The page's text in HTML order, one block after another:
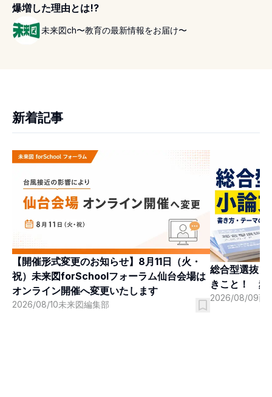
爆増した理由とは!?
未来図ch〜教育の最新情報をお届け〜
新着記事
【開催形式変更のお知らせ】8月11日（火・
祝）未来図forSchoolフォーラム仙台会場は
オンライン開催へ変更いたします
2026/08/10未来図編集部
総合型選抜
きこと！ 頻
2026/08/09西